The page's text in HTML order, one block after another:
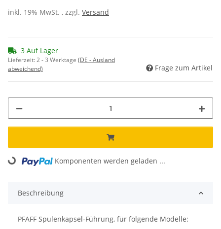
inkl. 19% MwSt. , zzgl. Versand
3 Auf Lager
Lieferzeit:2 - 3 Werktage (DE - Ausland
abweichend)
Frage zum Artikel
Loading... Komponenten werden geladen ...
Beschreibung
PFAFF Spulenkapsel-Führung, für folgende Modelle: